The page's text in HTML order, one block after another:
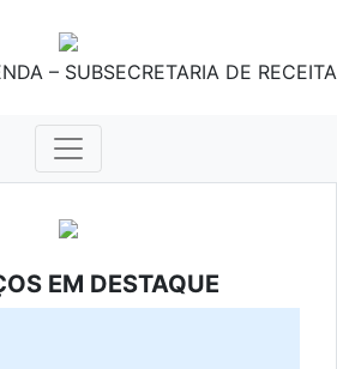
– SUBSECRETARIA DE RECEITA
EM DESTAQUE